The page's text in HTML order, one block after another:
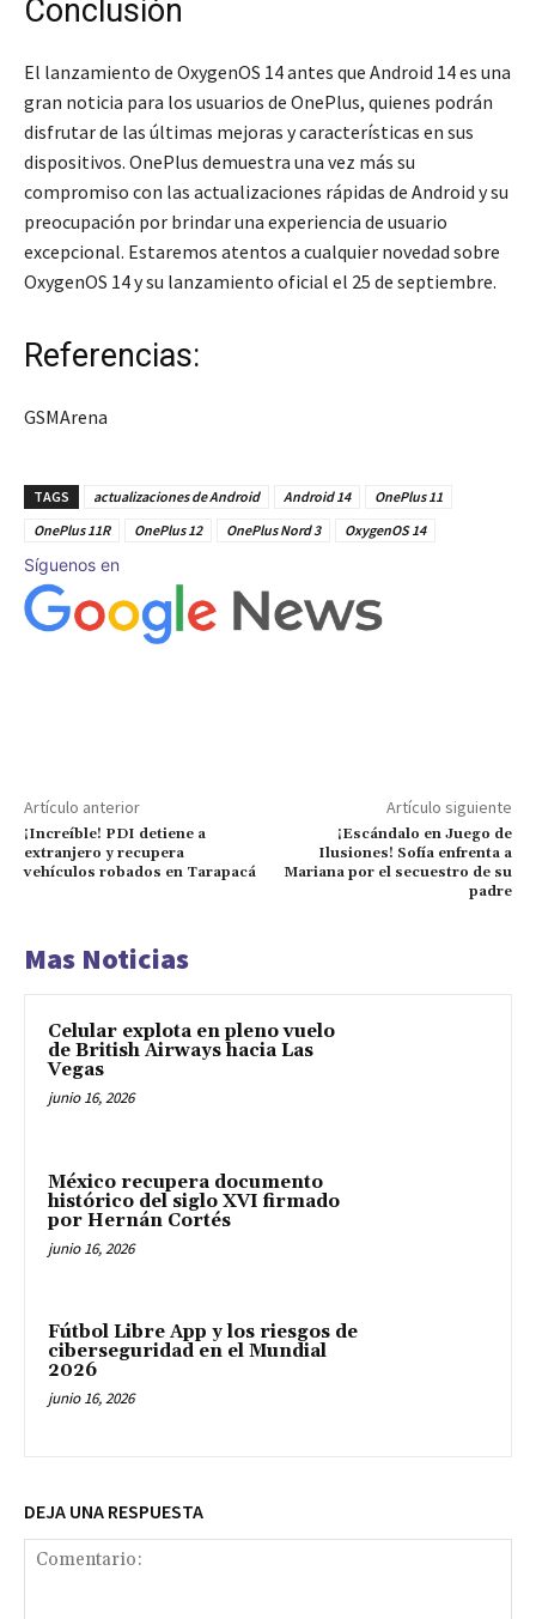
Conclusión
El lanzamiento de OxygenOS 14 antes que Android 14 es una
gran noticia para los usuarios de OnePlus, quienes podrán
disfrutar de las últimas mejoras y características en sus
dispositivos. OnePlus demuestra una vez más su
compromiso con las actualizaciones rápidas de Android y su
preocupación por brindar una experiencia de usuario
excepcional. Estaremos atentos a cualquier novedad sobre
OxygenOS 14 y su lanzamiento oficial el 25 de septiembre.
Referencias:
GSMArena
TAGS actualizaciones de Android Android 14
OnePlus 11
OnePlus 11R
OnePlus 12 OnePlus Nord 3 OxygenOS 14
Síguenos en
Artículo anterior
¡Increíble! PDI detiene a
extranjero y recupera
vehículos robados en Tarapacá
Artículo siguiente
¡Escándalo en Juego de
Ilusiones! Sofía enfrenta a
Mariana por el secuestro de su
padre
Mas Noticias
Celular explota en pleno vuelo
de British Airways hacia Las
Vegas
junio 16, 2026
México recupera documento
histórico del siglo XVI firmado
por Hernán Cortés
junio 16, 2026
Fútbol Libre App y los riesgos de
ciberseguridad en el Mundial
2026
junio 16, 2026
DEJA UNA RESPUESTA